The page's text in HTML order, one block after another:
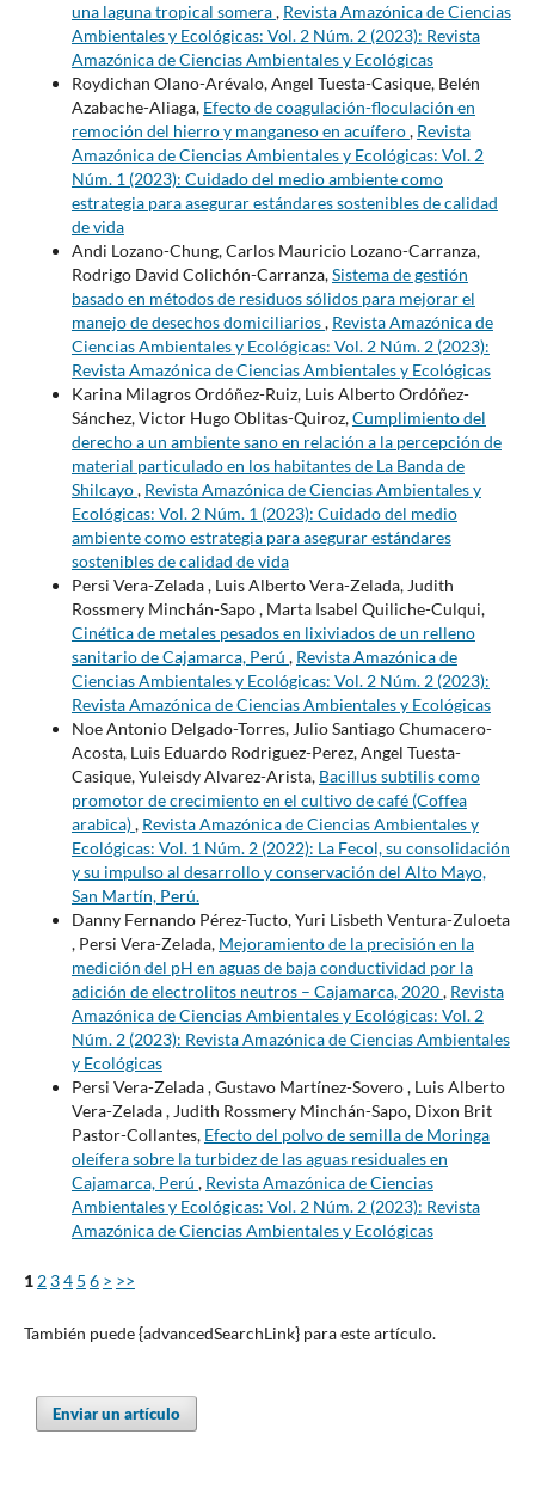
una laguna tropical somera, Revista Amazónica de Ciencias
Ambientales y Ecológicas: Vol. 2 Núm. 2 (2023): Revista
Amazónica de Ciencias Ambientales y Ecológicas
Roydichan Olano-Arévalo, Angel Tuesta-Casique, Belén
Azabache-Aliaga, Efecto de coagulación-floculación en
remoción del hierro y manganeso en acuífero, Revista
Amazónica de Ciencias Ambientales y Ecológicas: Vol. 2
Núm. 1 (2023): Cuidado del medio ambiente como
estrategia para asegurar estándares sostenibles de calidad
de vida
Andi Lozano-Chung, Carlos Mauricio Lozano-Carranza,
Rodrigo David Colichón-Carranza,Sistema de gestión
basado en métodos de residuos sólidos para mejorar el
manejo de desechos domiciliarios, Revista Amazónica de
Ciencias Ambientales y Ecológicas: Vol. 2 Núm. 2 (2023):
Revista Amazónica de Ciencias Ambientales y Ecológicas
Karina Milagros Ordóñez-Ruiz, Luis Alberto Ordóñez-
Sánchez, Victor Hugo Oblitas-Quiroz,Cumplimiento del
derecho a un ambiente sano en relación a la percepción de
material particulado en los habitantes de La Banda de
Shilcayo, Revista Amazónica de Ciencias Ambientales y
Ecológicas: Vol. 2 Núm. 1 (2023): Cuidado del medio
ambiente como estrategia para asegurar estándares
sostenibles de calidad de vida
Persi Vera-Zelada , Luis Alberto Vera-Zelada, Judith
Rossmery Minchán-Sapo , Marta Isabel Quiliche-Culqui,
Cinética de metales pesados en lixiviados de un relleno
sanitario de Cajamarca, Perú , Revista Amazónica de
Ciencias Ambientales y Ecológicas: Vol. 2 Núm. 2 (2023):
Revista Amazónica de Ciencias Ambientales y Ecológicas
Noe Antonio Delgado-Torres, Julio Santiago Chumacero-
Acosta, Luis Eduardo Rodriguez-Perez, Angel Tuesta-
Casique, Yuleisdy Alvarez-Arista, Bacillus subtilis como
promotor de crecimiento en el cultivo de café (Coffea
arabica), Revista Amazónica de Ciencias Ambientales y
Ecológicas: Vol. 1 Núm. 2 (2022): La Fecol, su consolidación
y su impulso al desarrollo y conservación del Alto Mayo,
San Martín, Perú.
Danny Fernando Pérez-Tucto, Yuri Lisbeth Ventura-Zuloeta
, Persi Vera-Zelada, Mejoramiento de la precisión en la
medición del pH en aguas de baja conductividad por la
adición de electrolitos neutros – Cajamarca, 2020, Revista
Amazónica de Ciencias Ambientales y Ecológicas: Vol. 2
Núm. 2 (2023): Revista Amazónica de Ciencias Ambientales
y Ecológicas
Persi Vera-Zelada , Gustavo Martínez-Sovero , Luis Alberto
Vera-Zelada , Judith Rossmery Minchán-Sapo, Dixon Brit
Pastor-Collantes, Efecto del polvo de semilla de Moringa
oleífera sobre la turbidez de las aguas residuales en
Cajamarca, Perú , Revista Amazónica de Ciencias
Ambientales y Ecológicas: Vol. 2 Núm. 2 (2023): Revista
Amazónica de Ciencias Ambientales y Ecológicas
1 2 34 5 6 > >>
También puede {advancedSearchLink} para este artículo.
Enviar un artículo